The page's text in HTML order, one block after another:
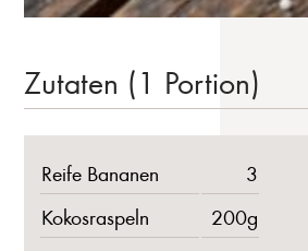
Zutaten (1 Portion)
Reife Bananen
3
Kokosraspeln
200g